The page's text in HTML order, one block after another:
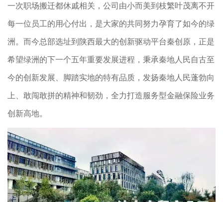
一次职场搬迁都休戚相关，公司由小而美到枝繁叶茂离不开
每一位员工的用心付出，是大家的共同努力孕育了如今的绿
洲。而今总部选址到陕西最大的创新驱动平台秦创原，正是
希望绿洲的下一个五年重要发展进程，秉承秦地人民自古至
今的创新发展、脚踏实地的特有品质，发扬秦地人民蓬勃向
上、敢闯敢拼的精神和韧劲，全力打造服务型金融保险业务
创新高地。